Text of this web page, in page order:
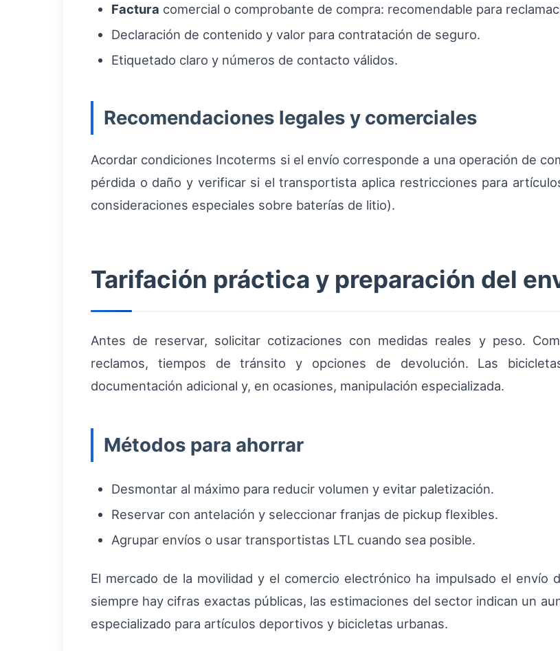
Factura comercial o comprobante de compra: recomendable para
Declaración de contenido y valor para contratación de seguro.
Etiquetado claro y números de contacto válidos.
Recomendaciones legales y comerciales
Acordar condiciones Incoterms si el envío corresponde a una operación de
pérdida o daño y verificar si el transportista aplica restricciones para
consideraciones especiales sobre baterías de litio).
Tarifación práctica y preparación del
Antes de reservar, solicitar cotizaciones con medidas reales y peso.
reclamos, tiempos de tránsito y opciones de devolución. Las
documentación adicional y, en ocasiones, manipulación especializada.
Métodos para ahorrar
Desmontar al máximo para reducir volumen y evitar paletización.
Reservar con antelación y seleccionar franjas de pickup flexibles.
Agrupar envíos o usar transportistas LTL cuando sea posible.
El mercado de la movilidad y el comercio electrónico ha impulsado el envío
siempre hay cifras exactas públicas, las estimaciones del sector indican un
especializado para artículos deportivos y bicicletas urbanas.